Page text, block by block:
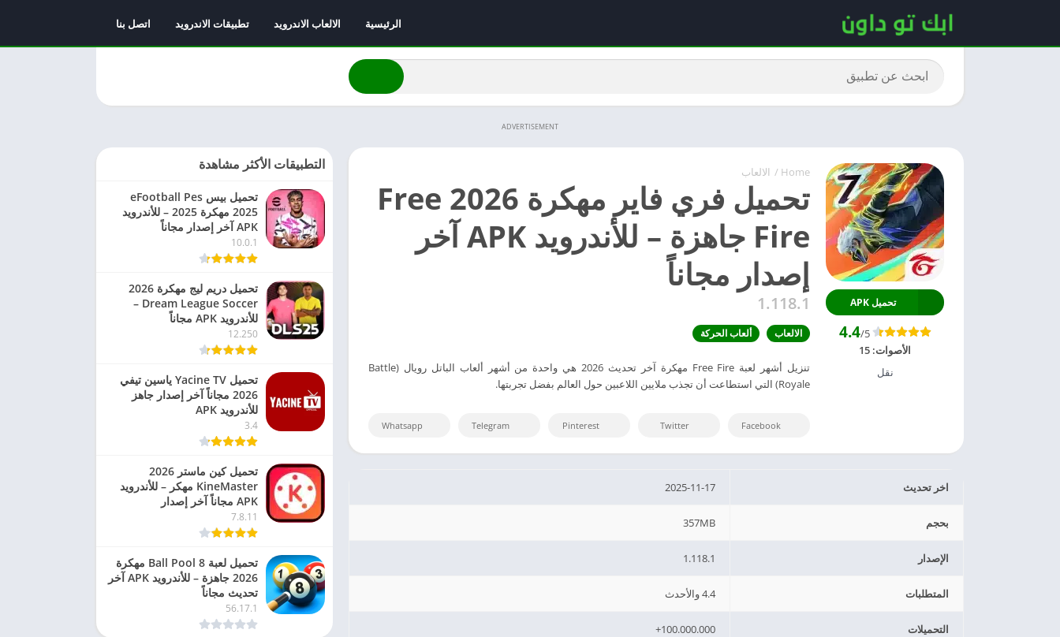
الرئيسية الالعاب الاندرويد تطبيقات الاندرويد اتصل بنا
ADVERTISEMENT
Home
/ الالعاب
تحميل فري فاير مهكرة 2026 Free
Fire جاهزة – للأندرويد APK آخر
إصدار مجاناً
1.118.1
الالعاب ألعاب الحركة
تنزيل أشهر لعبة Free Fire مهكرة آخر تحديث 2026 هي واحدة من أشهر ألعاب الباتل رويال (Battle
Royale) التي استطاعت أن تجذب ملايين اللاعبين حول العالم بفضل تجربتها.
تحميل APK
4.4/5
الأصوات: 15
نقل
Facebook
Twitter
Pinterest
Telegram
Whatsapp
اخر تحديث 2025-11-17
بحجم 357MB
الإصدار 1.118.1
المتطلبات 4.4 والأحدث
التحميلات 100.000.000+
التطبيقات الأكثر مشاهدة
تحميل بيس eFootball Pes
2025 مهكرة 2025 – للأندرويد
APK آخر إصدار مجاناً
10.0.1
تحميل دريم ليج مهكرة 2026
Dream League Soccer –
للأندرويد APK مجاناً
12.250
تحميل Yacine TV ياسين تيفي
2026 مجاناً آخر إصدار جاهز
للأندرويد APK
3.4
تحميل كين ماستر 2026
KineMaster مهكر – للأندرويد
APK مجاناً آخر إصدار
7.8.11
تحميل لعبة 8 Ball Pool مهكرة
2026 جاهزة – للأندرويد APK آخر
تحديث مجاناً
56.17.1